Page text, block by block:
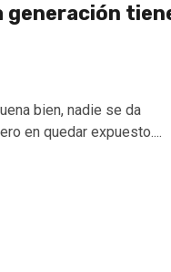
generación
bien, nadie se da
en quedar expuesto....